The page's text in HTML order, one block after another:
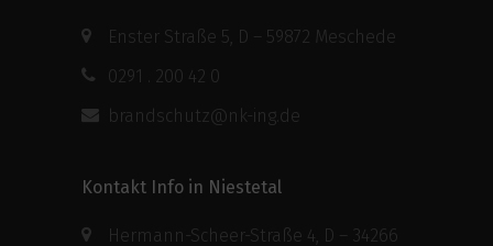
Enster Straße 5, D – 59872 Meschede
0291 . 200 42 0
brandschutz@nk-ing.de
Kontakt Info in Niestetal
Hermann-Scheer-Straße 4, D – 34266